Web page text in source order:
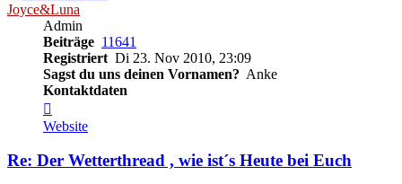
Joyce&Luna
Admin
Beiträge 11641
Registriert Di 23. Nov 2010, 23:09
Sagst du uns deinen Vornamen? Anke
Kontaktdaten
von
Joyce&Luna
Website
Re: Der Wetterthread , wie ist´s Heute bei Euch